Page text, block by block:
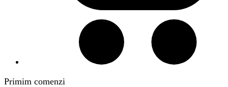
Primim comenzi